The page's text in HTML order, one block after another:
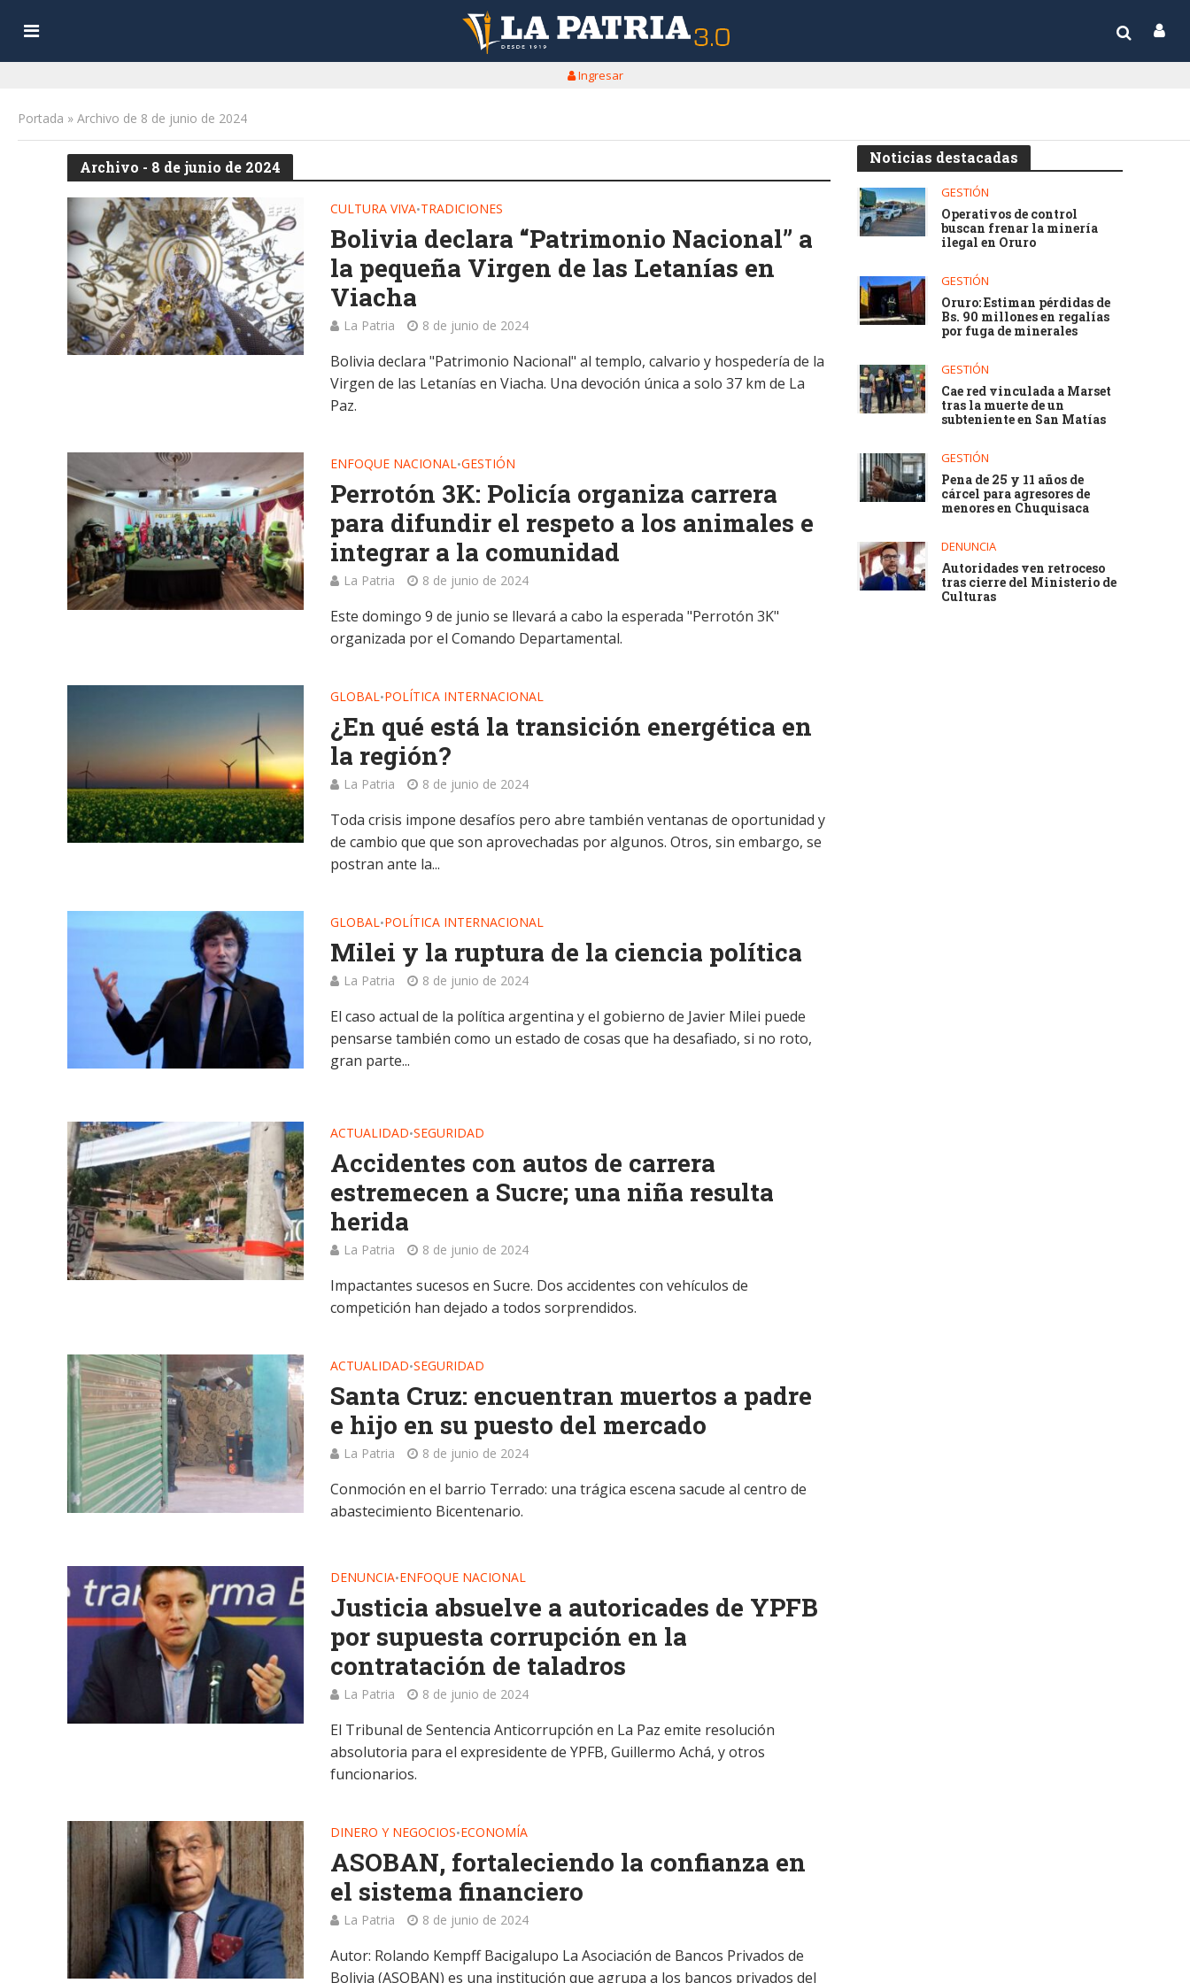
Ingresar
Portada » Archivo de 8 de junio de 2024
Archivo - 8 de junio de 2024
CULTURA VIVA•TRADICIONES
Bolivia declara “Patrimonio Nacional” a
la pequeña Virgen de las Letanías en
Viacha
La Patria 8 de junio de 2024
Bolivia declara "Patrimonio Nacional" al templo, calvario y hospedería de la
Virgen de las Letanías en Viacha. Una devoción única a solo 37 km de La
Paz.
ENFOQUE NACIONAL•GESTIÓN
Perrotón 3K: Policía organiza carrera
para difundir el respeto a los animales e
integrar a la comunidad
La Patria 8 de junio de 2024
Este domingo 9 de junio se llevará a cabo la esperada "Perrotón 3K"
organizada por el Comando Departamental.
GLOBAL•POLÍTICA INTERNACIONAL
¿En qué está la transición energética en
la región?
La Patria 8 de junio de 2024
Toda crisis impone desafíos pero abre también ventanas de oportunidad y
de cambio que que son aprovechadas por algunos. Otros, sin embargo, se
postran ante la...
GLOBAL•POLÍTICA INTERNACIONAL
Milei y la ruptura de la ciencia política
La Patria 8 de junio de 2024
El caso actual de la política argentina y el gobierno de Javier Milei puede
pensarse también como un estado de cosas que ha desafiado, si no roto,
gran parte...
ACTUALIDAD•SEGURIDAD
Accidentes con autos de carrera
estremecen a Sucre; una niña resulta
herida
La Patria 8 de junio de 2024
Impactantes sucesos en Sucre. Dos accidentes con vehículos de
competición han dejado a todos sorprendidos.
ACTUALIDAD•SEGURIDAD
Santa Cruz: encuentran muertos a padre
e hijo en su puesto del mercado
La Patria 8 de junio de 2024
Conmoción en el barrio Terrado: una trágica escena sacude al centro de
abastecimiento Bicentenario.
DENUNCIA•ENFOQUE NACIONAL
Justicia absuelve a autoricades de YPFB
por supuesta corrupción en la
contratación de taladros
La Patria 8 de junio de 2024
El Tribunal de Sentencia Anticorrupción en La Paz emite resolución
absolutoria para el expresidente de YPFB, Guillermo Achá, y otros
funcionarios.
DINERO Y NEGOCIOS•ECONOMÍA
ASOBAN, fortaleciendo la confianza en
el sistema financiero
La Patria 8 de junio de 2024
Autor: Rolando Kempff Bacigalupo La Asociación de Bancos Privados de
Bolivia (ASOBAN) es una institución que agrupa a los bancos privados del
Noticias destacadas
GESTIÓN
Operativos de control
buscan frenar la minería
ilegal en Oruro
GESTIÓN
Oruro: Estiman pérdidas de
Bs. 90 millones en regalías
por fuga de minerales
GESTIÓN
Cae red vinculada a Marset
tras la muerte de un
subteniente en San Matías
GESTIÓN
Pena de 25 y 11 años de
cárcel para agresores de
menores en Chuquisaca
DENUNCIA
Autoridades ven retroceso
tras cierre del Ministerio de
Culturas